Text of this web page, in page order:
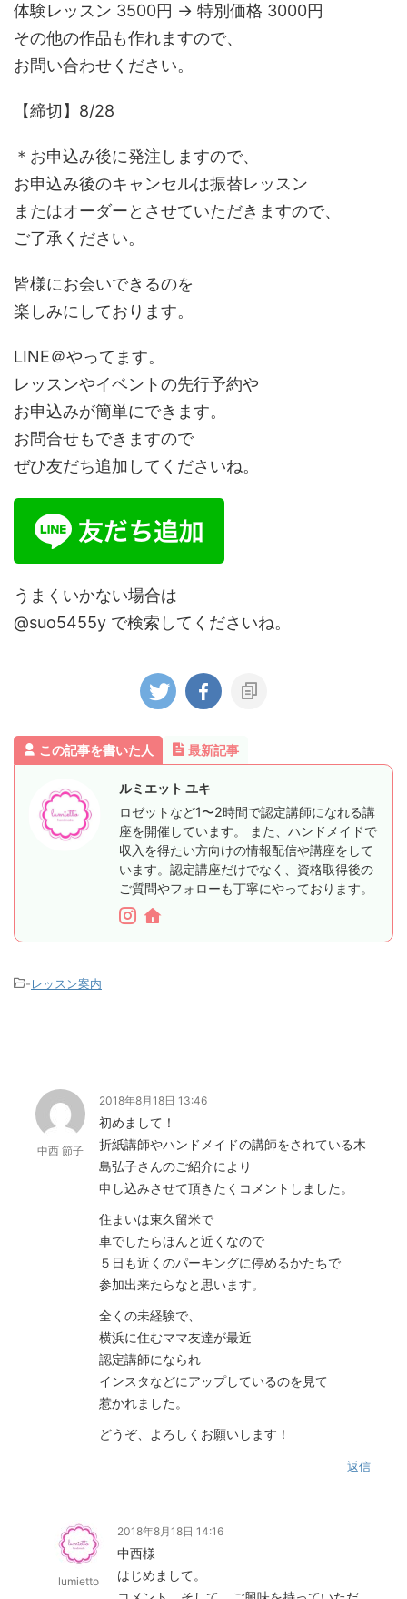
体験レッスン 3500円 → 特別価格 3000円
その他の作品も作れますので、
お問い合わせください。
【締切】8/28
＊お申込み後に発注しますので、
お申込み後のキャンセルは振替レッスン
またはオーダーとさせていただきますので、
ご了承ください。
皆様にお会いできるのを
楽しみにしております。
LINE＠やってます。
レッスンやイベントの先行予約や
お申込みが簡単にできます。
お問合せもできますので
ぜひ友だち追加してくださいね。
うまくいかない場合は
@suo5455y で検索してくださいね。
この記事を書いた人 最新記事
ルミエット ユキ
ロゼットなど1〜2時間で認定講師になれる講
座を開催しています。 また、ハンドメイドで
収入を得たい方向けの情報配信や講座をして
います。認定講座だけでなく、資格取得後の
ご質問やフォローも丁寧にやっております。
-レッスン案内
中西 節子
2018年8月18日 13:46
初めまして！
折紙講師やハンドメイドの講師をされている木
島弘子さんのご紹介により
申し込みさせて頂きたくコメントしました。
住まいは東久留米で
車でしたらほんと近くなので
５日も近くのパーキングに停めるかたちで
参加出来たらなと思います。
全くの未経験で、
横浜に住むママ友達が最近
認定講師になられ
インスタなどにアップしているのを見て
惹かれました。
どうぞ、よろしくお願いします！
返信
lumietto
2018年8月18日 14:16
中西様
はじめまして。